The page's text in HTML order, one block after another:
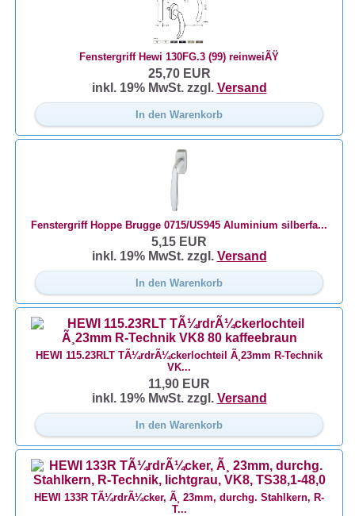
Fenstergriff Hewi 130FG.3 (99) reinweiÃŸ
25,70 EUR
inkl. 19% MwSt. zzgl. Versand
In den Warenkorb
Fenstergriff Hoppe Brugge 0715/US945 Aluminium silberfa...
5,15 EUR
inkl. 19% MwSt. zzgl. Versand
In den Warenkorb
HEWI 115.23RLT TÃ¼rdrÃ¼ckerlochteil Ã¸23mm R-Technik
VK...
11,90 EUR
inkl. 19% MwSt. zzgl. Versand
In den Warenkorb
HEWI 133R TÃ¼rdrÃ¼cker, Ã¸ 23mm, durchg. Stahlkern, R-
T...